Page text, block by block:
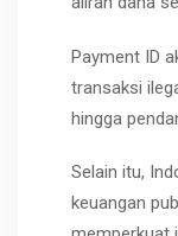
Payment ID
transaksi
hingga
Selain itu,
keuangan